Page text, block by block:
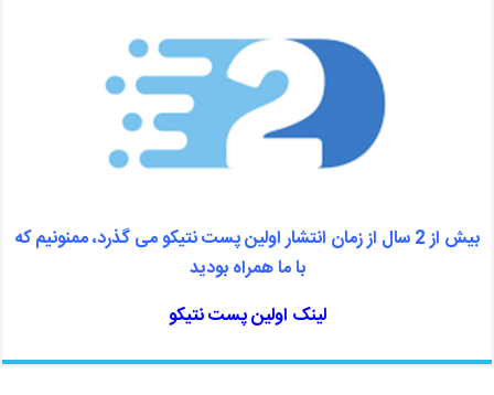
بیش از 2 سال از زمان انتشار اولین پست نتیکو می گذرد، ممنونیم که
با ما همراه بودید
لینک اولین پست نتیکو